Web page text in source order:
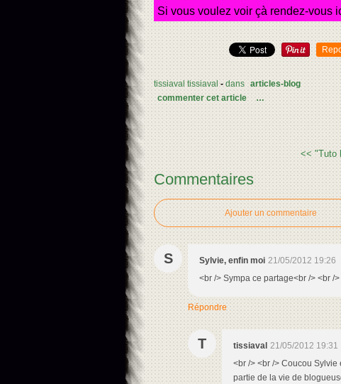
Si vous voulez voir çà rendez-vous
tissiaval tissiaval -dans articles-blog
commenter cet article
…
<< "Tuto
Commentaires
Ajouter un commentaire
S Sylvie, enfin moi 21/05/2012 19:26
<br /> Sympa ce partage<br /> <br /
Répondre
T tissiaval 21/05/2012 19:31
<br /> <br /> Coucou Sylvie
partie de la vie de